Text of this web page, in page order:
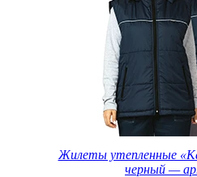
Жилеты утепленные
черный —